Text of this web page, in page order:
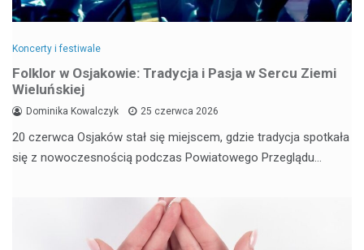
Koncerty i festiwale
Folklor w Osjakowie: Tradycja i Pasja w Sercu Ziemi
Wieluńskiej
Dominika Kowalczyk 25 czerwca 2026
20 czerwca Osjaków stał się miejscem, gdzie tradycja spotkała
się z nowoczesnością podczas Powiatowego Przeglądu…